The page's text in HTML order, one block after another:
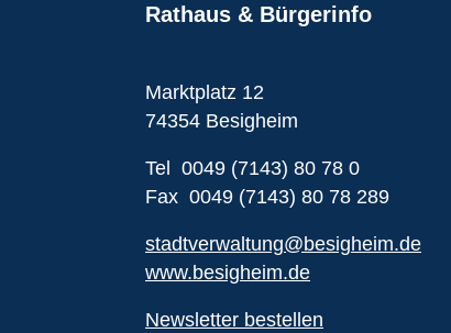
Rathaus & Bürgerinfo
Marktplatz 12
74354 Besigheim
Tel 0049 (7143) 80 78 0
Fax 0049 (7143) 80 78 289
stadtverwaltung@besigheim.de
www.besigheim.de
Newsletter bestellen